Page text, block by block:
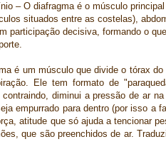
– O diafragma é o músculo
situados entre as costelas),
participação decisiva, formando o
é um músculo que divide o tórax
Ele tem formato de
diminui a pressão de ar
empurrado para dentro (por isso a
atitude que só ajuda a tencionar
que são preenchidos de ar.